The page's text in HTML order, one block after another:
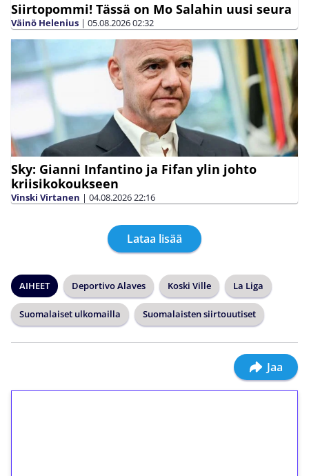
Siirtopommi! Tässä on Mo Salahin uusi seura
Väinö Helenius | 05.08.202602:32
Sky: Gianni Infantino ja Fifan ylin johto
kriisikokoukseen
Vinski Virtanen | 04.08.202622:16
Lataa lisää
AIHEET Deportivo Alaves Koski Ville La Liga
Suomalaiset ulkomailla Suomalaisten siirtouutiset
Jaa